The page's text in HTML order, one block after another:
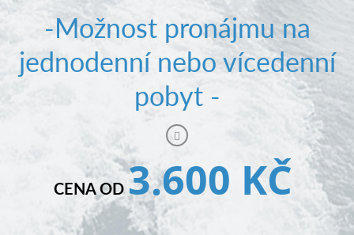
Pronájem a ceník
Plán plavby
Tipy na výlet
PRODEJ LODÍ
-Možnost pronájmu na
jednodenní nebo vícedenní
pobyt -
CENA OD3.600 KČ